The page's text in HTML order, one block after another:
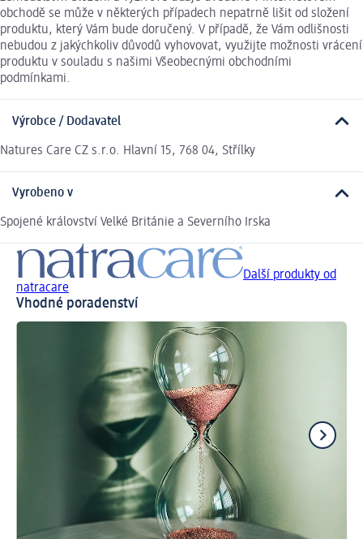
obchodě se může v některých případech nepatrně lišit od složení
produktu, který Vám bude doručený. V případě, že Vám odlišnosti
nebudou z jakýchkoliv důvodů vyhovovat, využijte možnosti vrácení
produktu v souladu s našimi Všeobecnými obchodními
podmínkami.
Výrobce / Dodavatel
Natures Care CZ s.r.o. Hlavní 15, 768 04, Střílky
Vyrobeno v
Spojené království Velké Británie a Severního Irska
Další produkty od
natracare
Vhodné poradenství